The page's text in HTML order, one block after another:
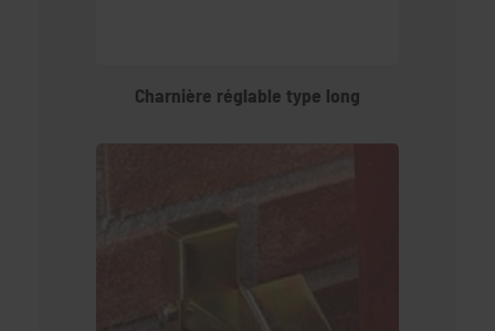
Charnière réglable type long